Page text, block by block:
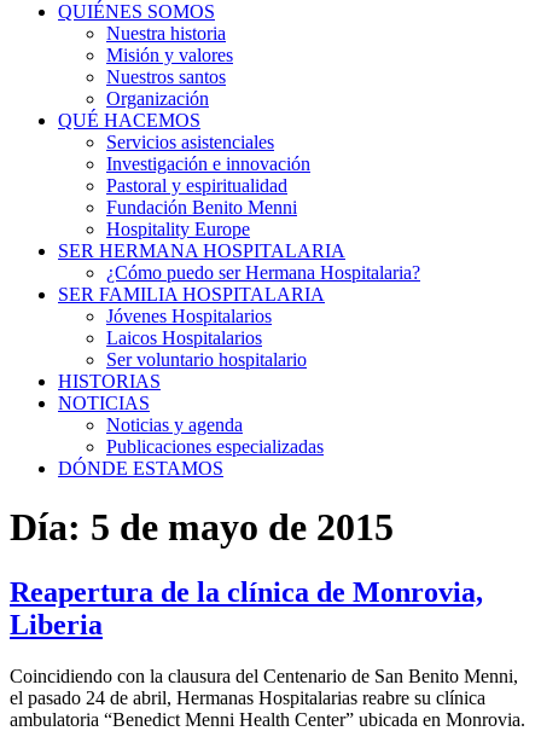
QUIÉNES SOMOS
Nuestra historia
Misión y valores
Nuestros santos
Organización
QUÉ HACEMOS
Servicios asistenciales
Investigación e innovación
Pastoral y espiritualidad
Fundación Benito Menni
Hospitality Europe
SER HERMANA HOSPITALARIA
¿Cómo puedo ser Hermana Hospitalaria?
SER FAMILIA HOSPITALARIA
Jóvenes Hospitalarios
Laicos Hospitalarios
Ser voluntario hospitalario
HISTORIAS
NOTICIAS
Noticias y agenda
Publicaciones especializadas
DÓNDE ESTAMOS
Día: 5 de mayo de 2015
Reapertura de la clínica de Monrovia,
Liberia
Coincidiendo con la clausura del Centenario de San Benito Menni,
el pasado 24 de abril, Hermanas Hospitalarias reabre su clínica
ambulatoria “Benedict Menni Health Center” ubicada en Monrovia.